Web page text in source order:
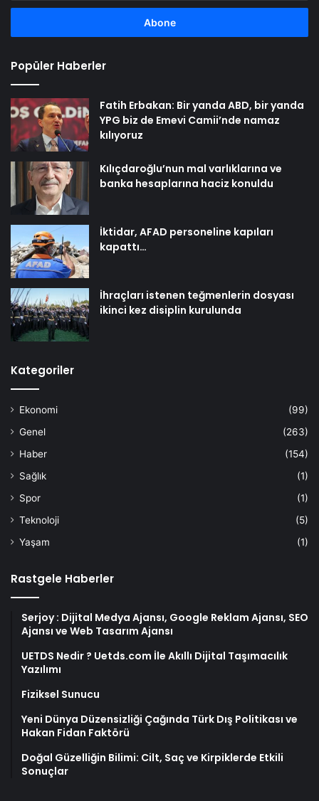
adresinizi
Popüler Haberler
Fatih Erbakan: Bir yanda ABD, bir yanda
YPG biz de Emevi Camii’nde namaz
kılıyoruz
Kılıçdaroğlu’nun mal varlıklarına ve
banka hesaplarına haciz konuldu
İktidar, AFAD personeline kapıları
kapattı…
İhraçları istenen teğmenlerin dosyası
ikinci kez disiplin kurulunda
Kategoriler
Ekonomi
(99)
Genel
(263)
Haber
(154)
Sağlık
(1)
Spor
(1)
Teknoloji
(5)
Yaşam
(1)
Rastgele Haberler
Serjoy : Dijital Medya Ajansı, Google Reklam Ajansı, SEO
Ajansı ve Web Tasarım Ajansı
UETDS Nedir ? Uetds.com İle Akıllı Dijital Taşımacılık
Yazılımı
Fiziksel Sunucu
Yeni Dünya Düzensizliği Çağında Türk Dış Politikası ve
Hakan Fidan Faktörü
Doğal Güzelliğin Bilimi: Cilt, Saç ve Kirpiklerde Etkili
Sonuçlar